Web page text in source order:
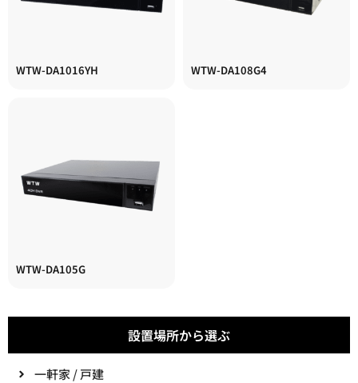
設置場所から選ぶ
一軒家 / 戸建
WTW-DA1016YH WTW-DA108G4
WTW-DA105G